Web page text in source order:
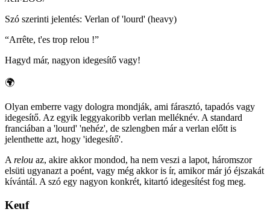
Szó szerinti jelentés: Verlan of 'lourd' (heavy)
“Arrête, t'es trop relou !”
Hagyd már, nagyon idegesítő vagy!
🌍
Olyan emberre vagy dologra mondják, ami fárasztó, tapadós vagy
idegesítő. Az egyik leggyakoribb verlan melléknév. A standard
franciában a 'lourd' 'nehéz', de szlengben már a verlan előtt is
jelenthette azt, hogy 'idegesítő'.
A relou az, akire akkor mondod, ha nem veszi a lapot, háromszor
elsüti ugyanazt a poént, vagy még akkor is ír, amikor már jó éjszakát
kívántál. A szó egy nagyon konkrét, kitartó idegesítést fog meg.
Keuf